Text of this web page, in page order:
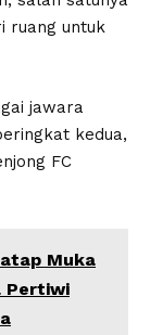
ruang untuk
jawara
kedua,
FC
Muka
Pertiwi